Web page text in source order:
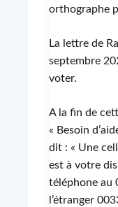
orthographe
La lettre de
septembre
voter.
A la fin de
« Besoin
dit : « Une
est à votre
téléphone au
l’étranger